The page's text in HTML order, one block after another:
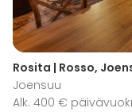
Rosita | Rosso,
Joensuu
Alk. 400 €